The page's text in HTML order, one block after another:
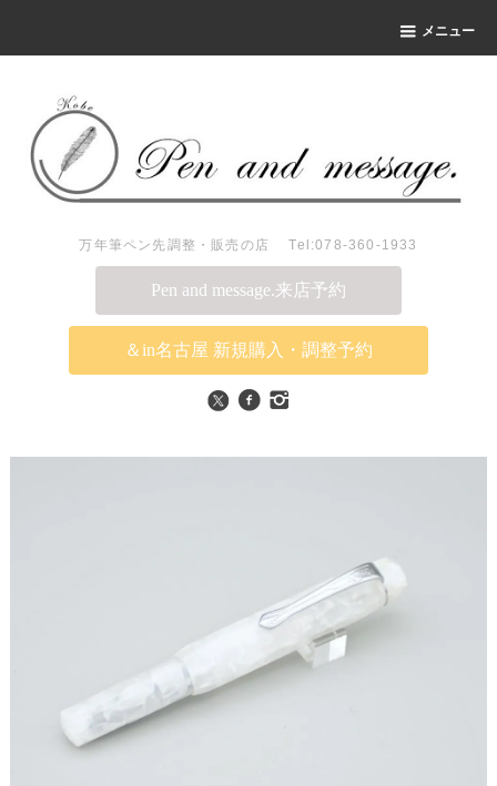
メニュー
万年筆ペン先調整・販売の店 Tel:078-360-1933
Pen and message.来店予約
＆in名古屋 新規購入・調整予約